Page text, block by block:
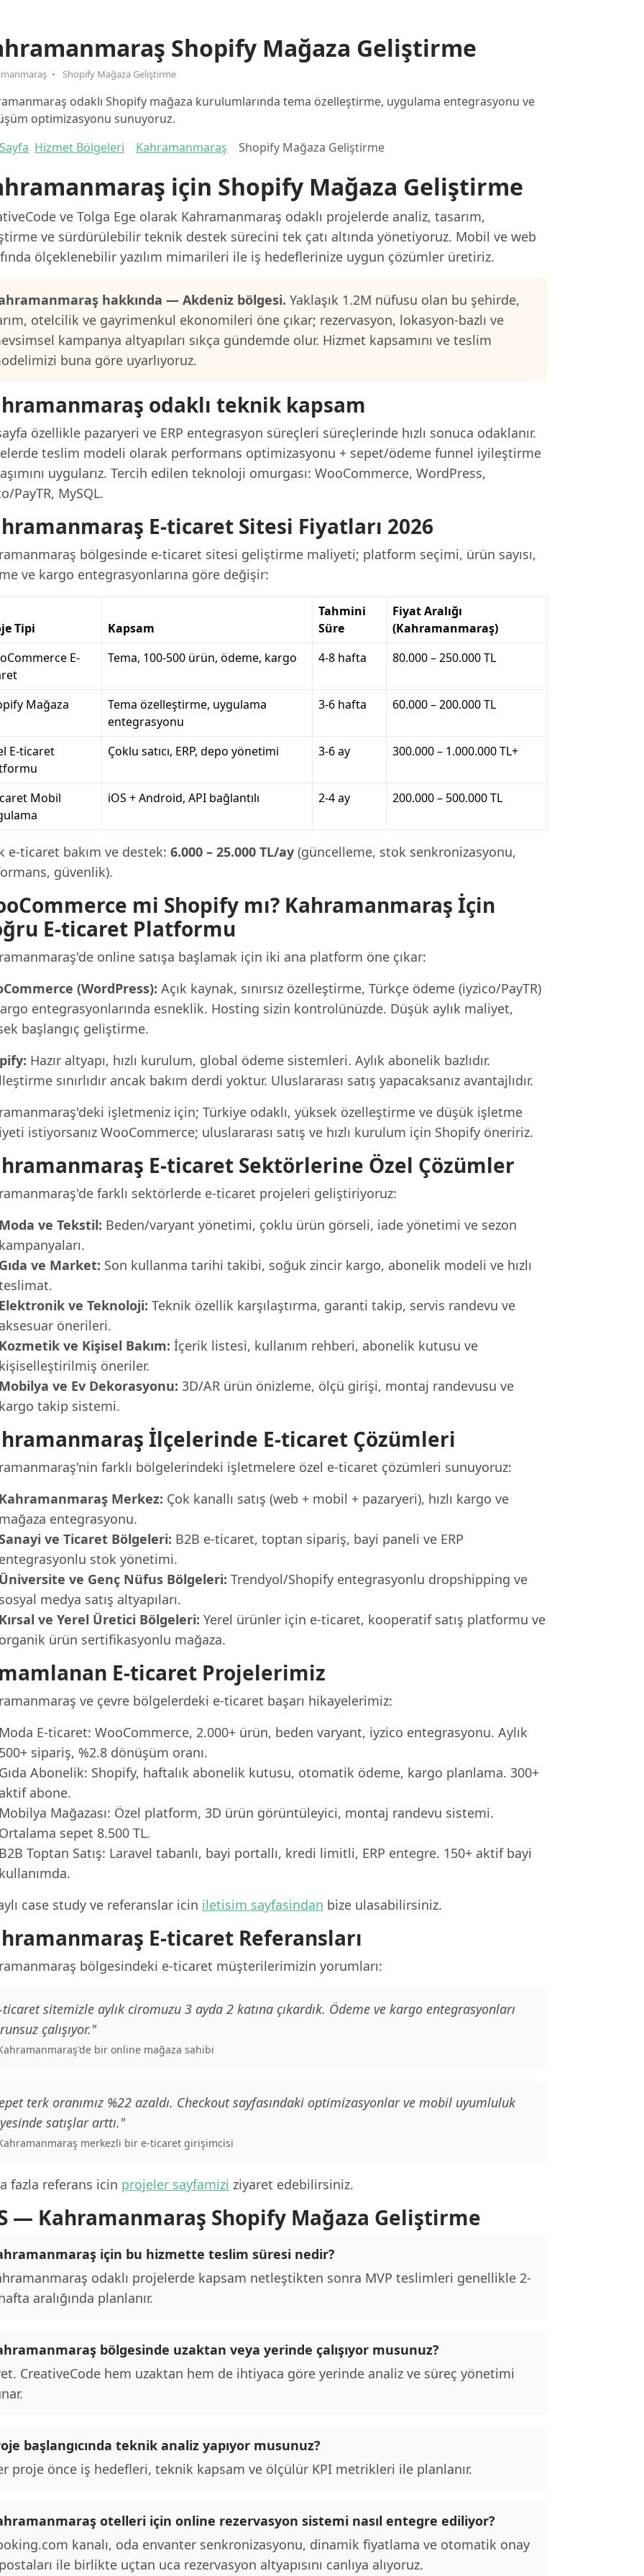
Shopify Mağaza Geliştirme
Shopify Mağaza Geliştirme
odaklı Shopify mağaza kurulumlarında tema özelleştirme, uygulama entegrasyonu ve
optimizasyonu sunuyoruz.
Hizmet Bölgeleri Kahramanmaraş Shopify Mağaza Geliştirme
için Shopify Mağaza Geliştirme
ve Tolga Ege olarak Kahramanmaraş odaklı projelerde analiz, tasarım,
ve sürdürülebilir teknik destek sürecini tek çatı altında yönetiyoruz. Mobil ve web
ölçeklenebilir yazılım mimarileri ile iş hedeflerinize uygun çözümler üretiriz.
hakkında — Akdeniz bölgesi. Yaklaşık 1.2M nüfusu olan bu şehirde,
otelcilik ve gayrimenkul ekonomileri öne çıkar; rezervasyon, lokasyon-bazlı ve
kampanya altyapıları sıkça gündemde olur. Hizmet kapsamını ve teslim
buna göre uyarlıyoruz.
odaklı teknik kapsam
özellikle pazaryeri ve ERP entegrasyon süreçleri süreçlerinde hızlı sonuca odaklanır.
teslim modeli olarak performans optimizasyonu + sepet/ödeme funnel iyileştirme
uygularız. Tercih edilen teknoloji omurgası: WooCommerce, WordPress,
PayTR, MySQL.
E-ticaret Sitesi Fiyatları 2026
bölgesinde e-ticaret sitesi geliştirme maliyeti; platform seçimi, ürün sayısı,
ve kargo entegrasyonlarına göre değişir:
Tipi Kapsam
Tahmini
Süre
Fiyat Aralığı
(Kahramanmaraş)
E-
Tema, 100-500 ürün, ödeme, kargo 4-8 hafta 80.000 – 250.000 TL
Mağaza
Tema özelleştirme, uygulama
entegrasyonu
3-6 hafta 60.000 – 200.000 TL
E-ticaret
Çoklu satıcı, ERP, depo yönetimi 3-6 ay 300.000 – 1.000.000 TL+
Mobil
iOS + Android, API bağlantılı 2-4 ay 200.000 – 500.000 TL
e-ticaret bakım ve destek: 6.000 – 25.000 TL/ay (güncelleme, stok senkronizasyonu,
güvenlik).
mi Shopify mı? Kahramanmaraş İçin
E-ticaret Platformu
online satışa başlamak için iki ana platform öne çıkar:
(WordPress): Açık kaynak, sınırsız özelleştirme, Türkçe ödeme (iyzico/PayTR)
entegrasyonlarında esneklik. Hosting sizin kontrolünüzde. Düşük aylık maliyet,
başlangıç geliştirme.
Hazır altyapı, hızlı kurulum, global ödeme sistemleri. Aylık abonelik bazlıdır.
sınırlıdır ancak bakım derdi yoktur. Uluslararası satış yapacaksanız avantajlıdır.
işletmeniz için; Türkiye odaklı, yüksek özelleştirme ve düşük işletme
istiyorsanız WooCommerce; uluslararası satış ve hızlı kurulum için Shopify öneririz.
E-ticaret Sektörlerine Özel Çözümler
farklı sektörlerde e-ticaret projeleri geliştiriyoruz:
Moda ve Tekstil: Beden/varyant yönetimi, çoklu ürün görseli, iade yönetimi ve sezon
kampanyaları.
Gıda ve Market: Son kullanma tarihi takibi, soğuk zincir kargo, abonelik modeli ve hızlı
Elektronik ve Teknoloji: Teknik özellik karşılaştırma, garanti takip, servis randevu ve
aksesuar önerileri.
Kozmetik ve Kişisel Bakım: İçerik listesi, kullanım rehberi, abonelik kutusu ve
kişiselleştirilmiş öneriler.
Mobilya ve Ev Dekorasyonu: 3D/AR ürün önizleme, ölçü girişi, montaj randevusu ve
kargo takip sistemi.
İlçelerinde E-ticaret Çözümleri
farklı bölgelerindeki işletmelere özel e-ticaret çözümleri sunuyoruz:
Kahramanmaraş Merkez: Çok kanallı satış (web + mobil + pazaryeri), hızlı kargo ve
mağaza entegrasyonu.
ve Ticaret Bölgeleri: B2B e-ticaret, toptan sipariş, bayi paneli ve ERP
entegrasyonlu stok yönetimi.
Üniversite ve Genç Nüfus Bölgeleri: Trendyol/Shopify entegrasyonlu dropshipping ve
sosyal medya satış altyapıları.
Kırsal ve Yerel Üretici Bölgeleri: Yerel ürünler için e-ticaret, kooperatif satış platformu ve
organik ürün sertifikasyonlu mağaza.
E-ticaret Projelerimiz
ve çevre bölgelerdeki e-ticaret başarı hikayelerimiz:
Moda E-ticaret: WooCommerce, 2.000+ ürün, beden varyant, iyzico entegrasyonu. Aylık
500+ sipariş, %2.8 dönüşüm oranı.
Gıda Abonelik: Shopify, haftalık abonelik kutusu, otomatik ödeme, kargo planlama. 300+
aktif abone.
Mobilya Mağazası: Özel platform, 3D ürün görüntüleyici, montaj randevu sistemi.
Ortalama sepet 8.500 TL.
B2B Toptan Satış: Laravel tabanlı, bayi portallı, kredi limitli, ERP entegre. 150+ aktif bayi
kullanımda.
case study ve referanslar icin iletisim sayfasindan bize ulasabilirsiniz.
E-ticaret Referansları
bölgesindeki e-ticaret müşterilerimizin yorumları:
ticaret sitemizle aylık ciromuzu 3 ayda 2 katına çıkardık. Ödeme ve kargo entegrasyonları
çalışıyor."
bir online mağaza sahibi
terk oranımız %22 azaldı. Checkout sayfasındaki optimizasyonlar ve mobil uyumluluk
satışlar arttı."
merkezli bir e-ticaret girişimcisi
fazla referans icin projeler sayfamizi ziyaret edebilirsiniz.
— Kahramanmaraş Shopify Mağaza Geliştirme
için bu hizmette teslim süresi nedir?
odaklı projelerde kapsam netleştikten sonra MVP teslimleri genellikle 2-
aralığında planlanır.
bölgesinde uzaktan veya yerinde çalışıyor musunuz?
CreativeCode hem uzaktan hem de ihtiyaca göre yerinde analiz ve süreç yönetimi
başlangıcında teknik analiz yapıyor musunuz?
proje önce iş hedefleri, teknik kapsam ve ölçülür KPI metrikleri ile planlanır.
otelleri için online rezervasyon sistemi nasıl entegre ediliyor?
kanalı, oda envanter senkronizasyonu, dinamik fiyatlama ve otomatik onay
ile birlikte uçtan uca rezervasyon altyapısını canlıya alıyoruz.